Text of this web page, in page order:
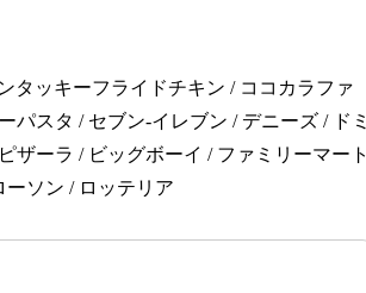
タッキーフライドチキン / ココカラファ
パスタ / セブン-イレブン / デニーズ / ドミ
ザーラ / ビッグボーイ / ファミリーマート
ーソン / ロッテリア